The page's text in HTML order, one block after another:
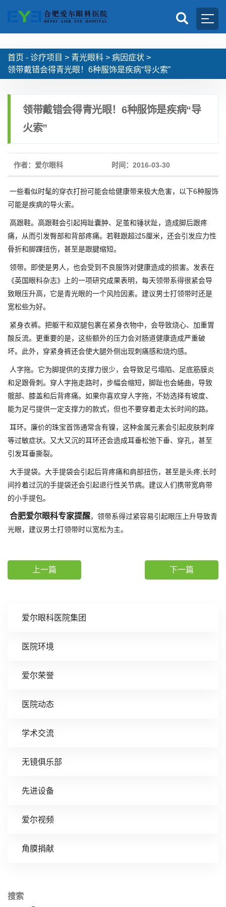
首页 - 诊疗项目 > 青光眼科 > 病因症状 >
领带戴错会得青光眼！6种服饰是疾病“导火索”
爱尔眼科医院集团
医院环境
爱尔荣誉
医院动态
学术交流
无镜俱乐部
先进设备
爱尔视频
角膜捐献
搜索
领带戴错会得青光眼！6种服饰是疾病“导
火索”
作者：爱尔眼科 时间：2016-03-30
一些看似时髦的穿衣打扮可能会给健康带来极大危害，以下6种服饰
可能是疾病的导火索。
高跟鞋。高跟鞋会引起拇趾囊肿、足茧和锤状趾，造成脚后跟疼
痛，从而引发臀部和背部疼痛。若鞋跟超过5厘米，还会引发应力性
骨折和脚踝扭伤，甚至是跟腱缩短。
领带。即使是男人，也会受到不良服饰对健康造成的损害。发表在
《英国眼科杂志》上的一项研究成果表明，每天领带系得很紧会导
致眼压升高，它是青光眼的一个风险因素。建议男士打领带时还是
宽松些为好。
紧身衣裤。把躯干和双腿包裹在紧身衣物中，会导致烧心、加重胃
酸反流。更重要的是，这些额外的压力会对肠道健康造成严重破
坏。此外，穿紧身裤还会使大腿外侧出现刺痛感和烧灼感。
人字拖。它为脚提供的支撑力很少，会导致足弓塌陷、足底筋膜炎
和足跟骨刺。穿人字拖走路时，步幅会缩短，脚趾也会蜷曲，导致
髋部、膝盖和后背疼痛。如果你喜欢穿人字拖，不妨选择有坡度、
能为足弓提供一定支撑力的款式，但也不要穿着走太长时间的路。
耳环。廉价的珠宝首饰通常含有镍，这种金属元素会引起皮肤刺痒
等过敏症状。又大又沉的耳环还会造成耳垂松弛下垂、穿孔，甚至
引发耳垂撕裂。
大手提袋。大手提袋会引起后背疼痛和肩部扭伤，甚至是头疼;长时
间拎着过沉的手提袋还会引起退行性关节病。建议人们携带宽肩带
的小手提包。
合肥爱尔眼科专家提醒，领带系得过紧容易引起眼压上升导致青
光眼，建议男士打领带时以宽松为主。
上一篇 下一篇